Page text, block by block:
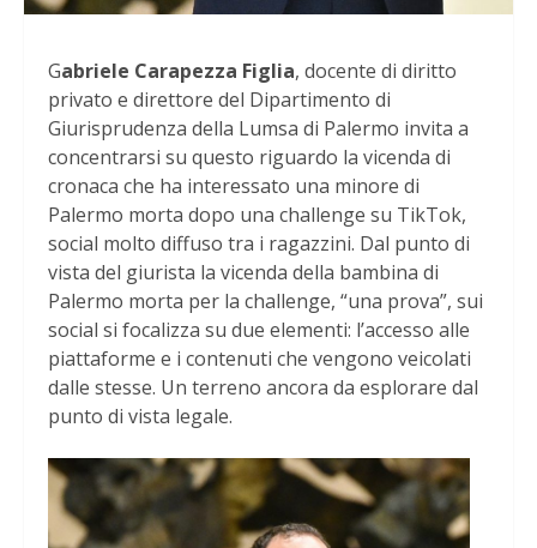
Gabriele Carapezza Figlia, docente di diritto
privato e direttore del Dipartimento di
Giurisprudenza della Lumsa di Palermo invita a
concentrarsi su questo riguardo la vicenda di
cronaca che ha interessato una minore di
Palermo morta dopo una challenge su TikTok,
social molto diffuso tra i ragazzini. Dal punto di
vista del giurista la vicenda della bambina di
Palermo morta per la challenge, “una prova”, sui
social si focalizza su due elementi: l’accesso alle
piattaforme e i contenuti che vengono veicolati
dalle stesse. Un terreno ancora da esplorare dal
punto di vista legale.